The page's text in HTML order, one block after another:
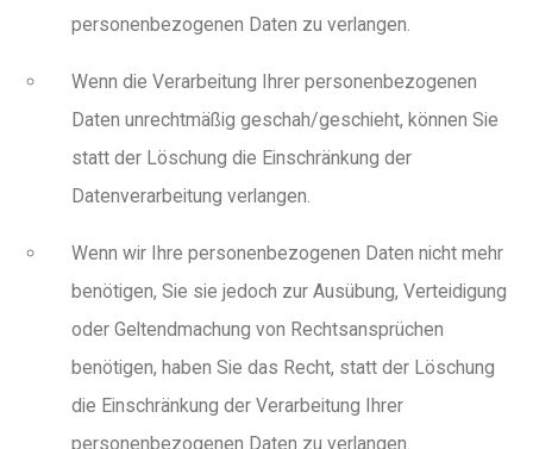
personenbezogenen Daten zu verlangen.
Wenn die Verarbeitung Ihrer personenbezogenen
Daten unrechtmäßig geschah/geschieht, können Sie
statt der Löschung die Einschränkung der
Datenverarbeitung verlangen.
Wenn wir Ihre personenbezogenen Daten nicht mehr
benötigen, Sie sie jedoch zur Ausübung, Verteidigung
oder Geltendmachung von Rechtsansprüchen
benötigen, haben Sie das Recht, statt der Löschung
die Einschränkung der Verarbeitung Ihrer
personenbezogenen Daten zu verlangen.